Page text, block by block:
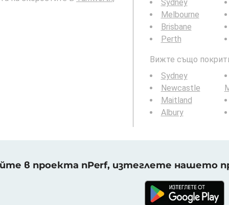
Sydney
Melbourne
Brisbane
Perth
Вижте също
Sydney
Newcastle
Maitland
Albury
в проекта nPerf, изтеглете нашето